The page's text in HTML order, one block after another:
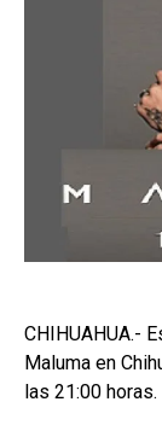
CHIHUAHUA.-
Maluma en
las 21:00 horas.